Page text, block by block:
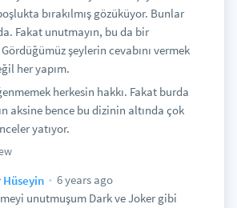
bırakılmış gözüküyor. Bunlar
Fakat unutmayın, bu da bir
şeylerin cevabını vermek
her yapım.
herkesin hakkı. Fakat burda
aksine bence bu dizinin altında çok
yatıyor.
Hüseyin
6 years ago
unutmuşum Dark ve Joker gibi